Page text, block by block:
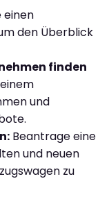
einen
den Überblick
finden
und
Beantrage eine
und neuen
zu